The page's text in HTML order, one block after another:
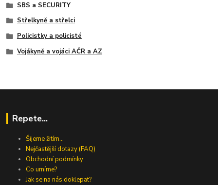
SBS a SECURITY
Střelkyně a střelci
Policistky a policisté
Vojákyně a vojáci AČR a AZ
Repete...
Šijeme žitím...
Nejčastější dotazy (FAQ)
Obchodní podmínky
Co umíme?
Jak se na nás doklepat?